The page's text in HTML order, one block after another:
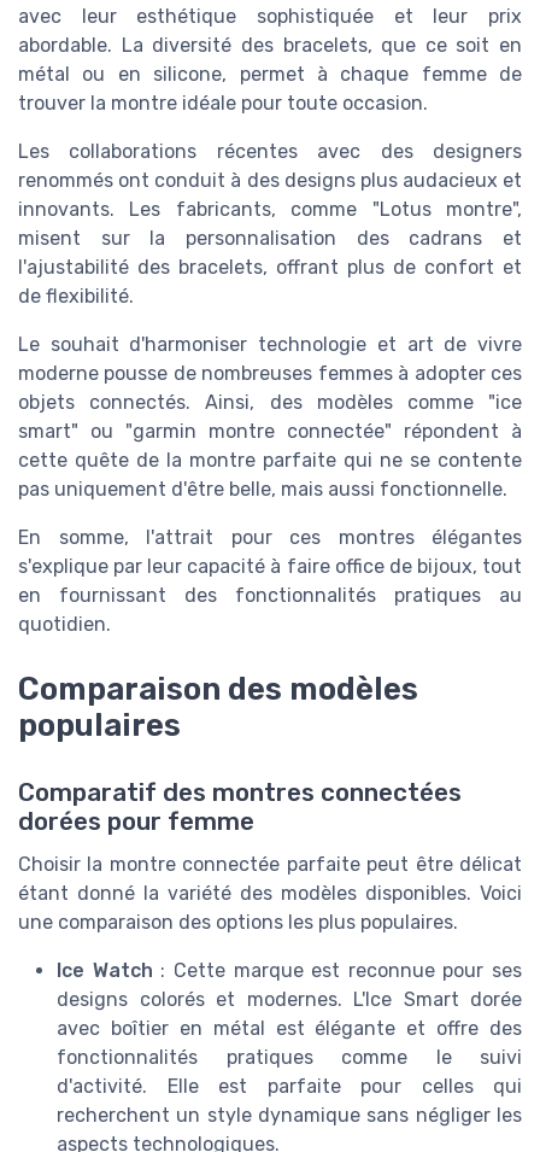
avec leur esthétique sophistiquée et leur prix
abordable. La diversité des bracelets, que ce soit en
métal ou en silicone, permet à chaque femme de
trouver la montre idéale pour toute occasion.
Les collaborations récentes avec des designers
renommés ont conduit à des designs plus audacieux et
innovants. Les fabricants, comme "Lotus montre",
misent sur la personnalisation des cadrans et
l'ajustabilité des bracelets, offrant plus de confort et
de flexibilité.
Le souhait d'harmoniser technologie et art de vivre
moderne pousse de nombreuses femmes à adopter ces
objets connectés. Ainsi, des modèles comme "ice
smart" ou "garmin montre connectée" répondent à
cette quête de la montre parfaite qui ne se contente
pas uniquement d'être belle, mais aussi fonctionnelle.
En somme, l'attrait pour ces montres élégantes
s'explique par leur capacité à faire office de bijoux, tout
en fournissant des fonctionnalités pratiques au
quotidien.
Comparaison des modèles
populaires
Comparatif des montres connectées
dorées pour femme
Choisir la montre connectée parfaite peut être délicat
étant donné la variété des modèles disponibles. Voici
une comparaison des options les plus populaires.
Ice Watch : Cette marque est reconnue pour ses
designs colorés et modernes. L'Ice Smart dorée
avec boîtier en métal est élégante et offre des
fonctionnalités pratiques comme le suivi
d'activité. Elle est parfaite pour celles qui
recherchent un style dynamique sans négliger les
aspects technologiques.